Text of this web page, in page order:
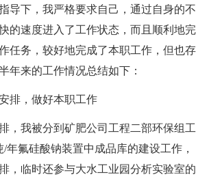
导下，我严格要求自己，通过自身的不
的速度进入了工作状态，而且顺利地完
任务，较好地完成了本职工作，但也存
年来的工作情况总结如下：
排，做好本职工作
，我被分到矿肥公司工程二部环保组工
年氟硅酸钠装置中成品库的建设工作，
，临时还参与大水工业园分析实验室的